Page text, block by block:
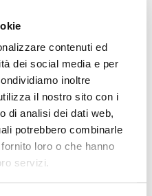
contenuti ed
dei social media e per
inoltre
il nostro sito con i
di analisi dei dati web,
potrebbero combinarle
loro o che hanno
servizi.
al tendine del retto